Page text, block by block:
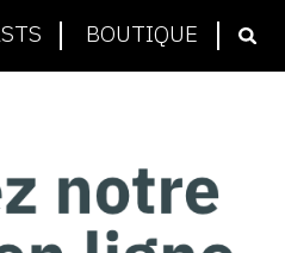
BOUTIQUE